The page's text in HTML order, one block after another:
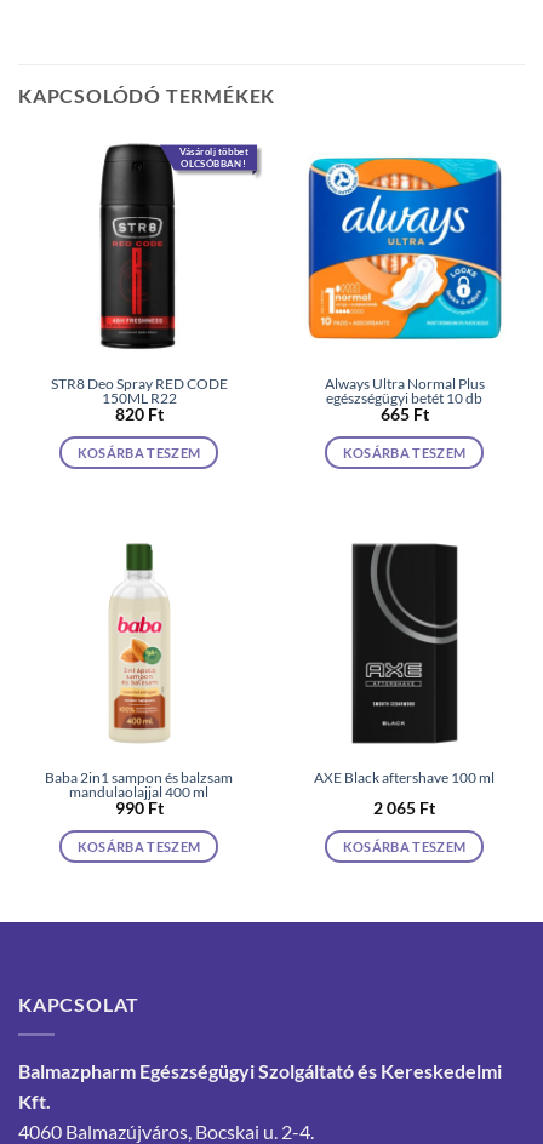
KAPCSOLÓDÓ TERMÉKEK
Vásárolj többet
OLCSÓBBAN!
STR8 Deo Spray RED CODE
150ML R22
820 Ft
KOSÁRBA TESZEM
Always Ultra Normal Plus
egészségügyi betét 10 db
665 Ft
KOSÁRBA TESZEM
Baba 2in1 sampon és balzsam
mandulaolajjal 400 ml
990 Ft
KOSÁRBA TESZEM
AXE Black aftershave 100 ml
2 065 Ft
KOSÁRBA TESZEM
KAPCSOLAT
Balmazpharm Egészségügyi Szolgáltató és Kereskedelmi
Kft.
4060 Balmazújváros, Bocskai u. 2-4.